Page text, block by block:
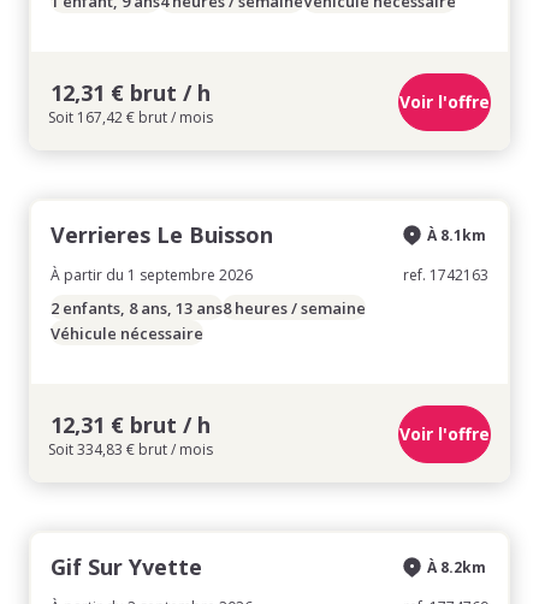
12,31 € brut / h
Soit 167,42 € brut / mois
Voir l'offre
Verrieres Le Buisson
À partir du 1 septembre 2026
À 8.1km
ref. 1742163
2 enfants, 8 ans, 13 ans8 heures / semaine
Véhicule nécessaire
12,31 € brut / h
Soit 334,83 € brut / mois
Voir l'offre
Gif Sur Yvette
À 8.2km